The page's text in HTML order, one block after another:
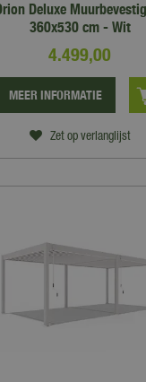
Deluxe
360x530 cm - Wit
4.499,00
Zet op verlanglijst
MEER INFORMATIE